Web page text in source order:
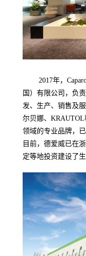
2017年，
国）有限公司，负
发、生产、销售及
尔贝娜、
领域的专业品牌，
目前，德爱威已在
定等地投资建设了生